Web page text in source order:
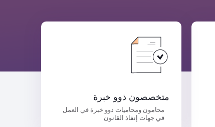
متخصصون ذوو خبرة
محامون ومحاميات ذوو خبرة في العمل
في جهات إنفاذ القانون